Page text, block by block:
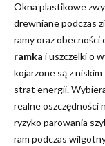
Okna plastikowe
drewniane podczas
ramy oraz obecności
ramka i uszczelki o
kojarzone są z
strat energii.
realne oszczędności
ryzyko parowania
ram podczas